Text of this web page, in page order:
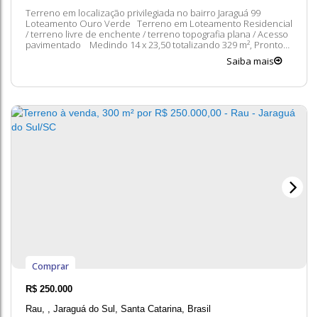
Terreno em localização privilegiada no bairro Jaraguá 99
Loteamento Ouro Verde Terreno em Loteamento Residencial
/ terreno livre de enchente / terreno topografia plana / Acesso
pavimentado Medindo 14 x 23,50 totalizando 329 m², Pronto
oportunidade de construir de acordo como você sempre
Saiba mais
R$ 250.000
Rau
Jaraguá do Sul Santa Catarina Brasil
Comprar